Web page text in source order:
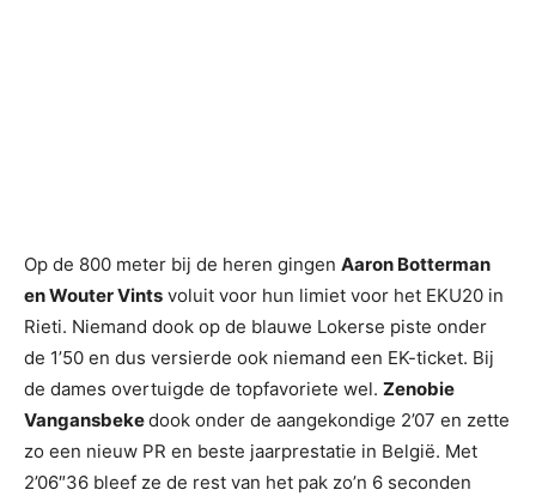
Op de 800 meter bij de heren gingen Aaron Botterman
en Wouter Vints voluit voor hun limiet voor het EKU20 in
Rieti. Niemand dook op de blauwe Lokerse piste onder
de 1’50 en dus versierde ook niemand een EK-ticket. Bij
de dames overtuigde de topfavoriete wel. Zenobie
Vangansbekedook onder de aangekondige 2’07 en zette
zo een nieuw PR en beste jaarprestatie in België. Met
2’06″36 bleef ze de rest van het pak zo’n 6 seconden